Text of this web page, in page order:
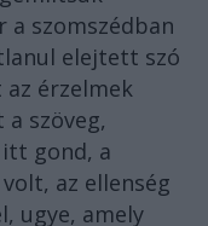
szomszédban
elejtett szó
érzelmek
szöveg,
gond, a
az ellenség
ugye, amely